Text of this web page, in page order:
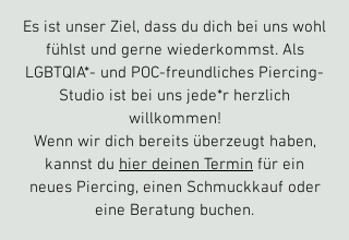
Es ist unser Ziel, dass du dich bei uns wohl
fühlst und gerne wiederkommst. Als
LGBTQIA*- und POC-freundliches Piercing-
Studio ist bei uns jede*r herzlich
willkommen!
Wenn wir dich bereits überzeugt haben,
kannst du hier deinen Termin für ein
neues Piercing, einen Schmuckkauf oder
eine Beratung buchen.